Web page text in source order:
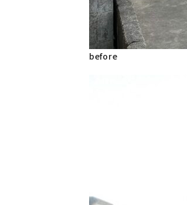
before